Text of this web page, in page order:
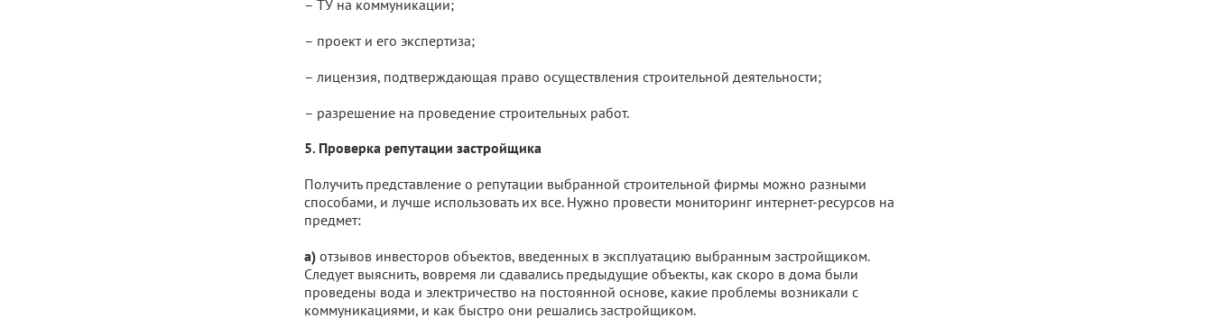
– ТУ на коммуникации;
– проект и его экспертиза;
– лицензия, подтверждающая право осуществления строительной деятельности;
– разрешение на проведение строительных работ.
5. Проверка репутации застройщика
Получить представление о репутации выбранной строительной фирмы можно разными
способами, и лучше использовать их все. Нужно провести мониторинг интернет-ресурсов на
предмет:
а)отзывов инвесторов объектов, введенных в эксплуатацию выбранным застройщиком.
Следует выяснить, вовремя ли сдавались предыдущие объекты, как скоро в дома были
проведены вода и электричество на постоянной основе, какие проблемы возникали с
коммуникациями, и как быстро они решались застройщиком.